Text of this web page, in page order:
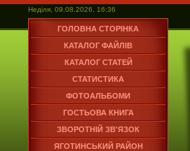
Неділя, 09.08.2026, 16:36
ГОЛОВНА СТОРІНКА
КАТАЛОГ ФАЙЛІВ
КАТАЛОГ СТАТЕЙ
СТАТИСТИКА
ФОТОАЛЬБОМИ
ГОСТЬОВА КНИГА
ЗВОРОТНІЙ ЗВ'ЯЗОК
ЯГОТИНСЬКИЙ РАЙОН